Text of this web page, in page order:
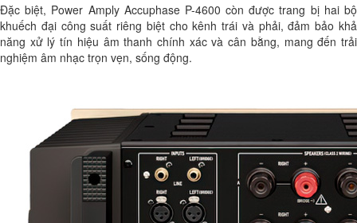
Đặc biệt, Power Amply Accuphase P-4600 còn được trang bị hai bộ
khuếch đại công suất riêng biệt cho kênh trái và phải, đảm bảo khả
năng xử lý tín hiệu âm thanh chính xác và cân bằng, mang đến trải
nghiệm âm nhạc trọn vẹn, sống động.